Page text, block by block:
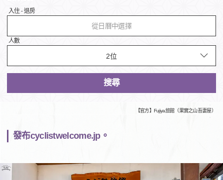
入住 - 退房
從日曆中選擇
人數
搜尋
【官方】Fujiya旅館（果實之山吾妻屋）
發布cyclistwelcome.jp。